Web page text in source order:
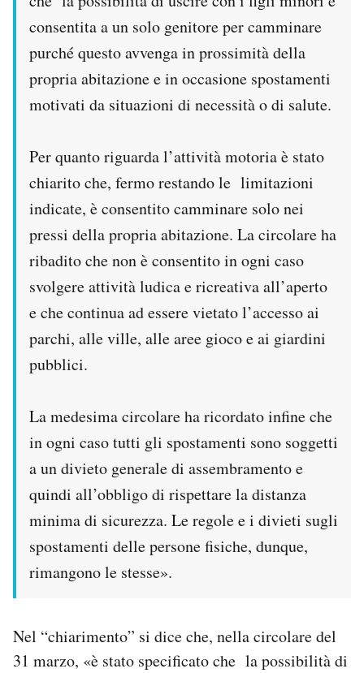
consentita a un solo genitore per camminare
purché questo avvenga in prossimità della
propria abitazione e in occasione spostamenti
motivati da situazioni di necessità o di salute.
Per quanto riguarda l’attività motoria è stato
chiarito che, fermo restando le limitazioni
indicate, è consentito camminare solo nei
pressi della propria abitazione. La circolare ha
ribadito che non è consentito in ogni caso
svolgere attività ludica e ricreativa all’aperto
e che continua ad essere vietato l’accesso ai
parchi, alle ville, alle aree gioco e ai giardini
pubblici.
La medesima circolare ha ricordato infine che
in ogni caso tutti gli spostamenti sono soggetti
a un divieto generale di assembramento e
quindi all’obbligo di rispettare la distanza
minima di sicurezza. Le regole e i divieti sugli
spostamenti delle persone fisiche, dunque,
rimangono le stesse».
Nel “chiarimento” si dice che, nella circolare del
31 marzo, «è stato specificato che la possibilità di